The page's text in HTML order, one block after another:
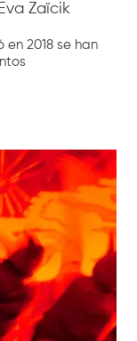
Zaïcik
2018 se han